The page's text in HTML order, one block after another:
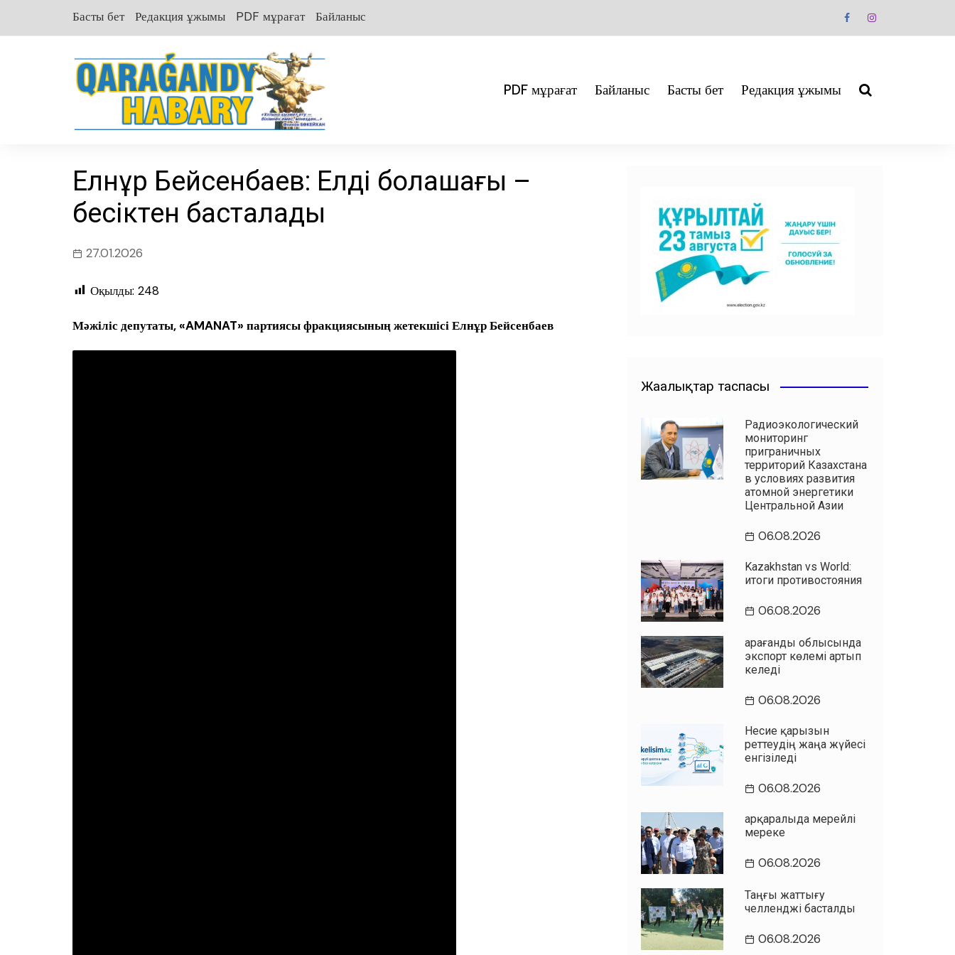
Басты бет Редакция ұжымы PDF мұрағат Байланыс
PDF мұрағат Байланыс Басты бет Редакция ұжымы
Елнұр Бейсенбаев: Елдің болашағы –
бесіктен басталады
27.01.2026
Оқылды: 248
Мәжіліс депутаты, «AMANAT» партиясы фракциясының жетекшісі Елнұр Бейсенбаев
Жаңалықтар таспасы
Радиоэкологический
мониторинг
приграничных
территорий Казахстана
в условиях развития
атомной энергетики
Центральной Азии
06.08.2026
Kazakhstan vs World:
итоги противостояния
06.08.2026
Қарағанды облысында
экспорт көлемі артып
келеді
06.08.2026
Несие қарызын
реттеудің жаңа жүйесі
енгізіледі
06.08.2026
Қарқаралыда мерейлі
мереке
06.08.2026
Таңғы жаттығу
челленджі басталды
06.08.2026